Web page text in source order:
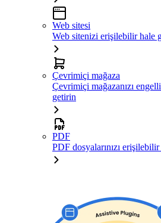
Web sitesi
Web sitenizi erişilebilir hale
Çevrimiçi mağaza
Çevrimiçi mağazanızı
getirin
PDF
PDF dosyalarınızı